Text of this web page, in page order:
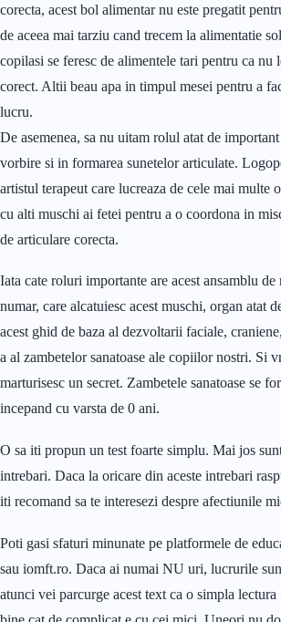
corecta, acest bol alimentar nu este pregatit
de aceea mai tarziu cand trecem la alimentatie
copilasi se feresc de alimentele tari pentru ca nu
corect. Altii beau apa in timpul mesei pentru a
lucru.
De asemenea, sa nu uitam rolul atat de
vorbire si in formarea sunetelor articulate.
artistul terapeut care lucreaza de cele mai multe
cu alti muschi ai fetei pentru a o coordona in
de articulare corecta.
Iata cate roluri importante are acest ansamblu de
numar, care alcatuiesc acest muschi, organ atat
acest ghid de baza al dezvoltarii faciale,
a al zambetelor sanatoase ale copiilor nostri. Si
marturisesc un secret. Zambetele sanatoase se
incepand cu varsta de 0 ani.
O sa iti propun un test foarte simplu. Mai jos
intrebari. Daca la oricare din aceste intrebari
iti recomand sa te interesezi despre afectiunile
Poti gasi sfaturi minunate pe platformele de
sau iomft.ro. Daca ai numai NU uri, lucrurile
atunci vei parcurge acest text ca o simpla